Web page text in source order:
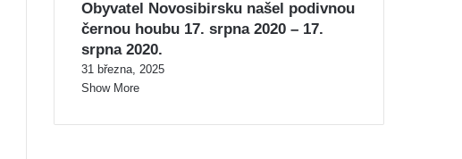
Obyvatel Novosibirsku našel podivnou
černou houbu 17. srpna 2020 – 17.
srpna 2020.
31 března, 2025
Show More